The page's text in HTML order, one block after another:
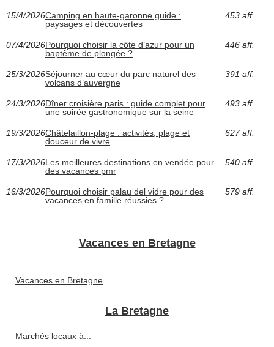
15/4/2026Camping en haute-garonne guide :
paysages et découvertes
453 aff.
07/4/2026Pourquoi choisir la côte d’azur pour un
baptême de plongée ?
446 aff.
25/3/2026Séjourner au cœur du parc naturel des
volcans d’auvergne
391 aff.
24/3/2026Dîner croisière paris : guide complet pour
une soirée gastronomique sur la seine
493 aff.
19/3/2026Châtelaillon-plage : activités, plage et
douceur de vivre
627 aff.
17/3/2026Les meilleures destinations en vendée pour
des vacances pmr
540 aff.
16/3/2026Pourquoi choisir palau del vidre pour des
vacances en famille réussies ?
579 aff.
Vacances en Bretagne
Vacances en Bretagne
La Bretagne
Marchés locaux à...